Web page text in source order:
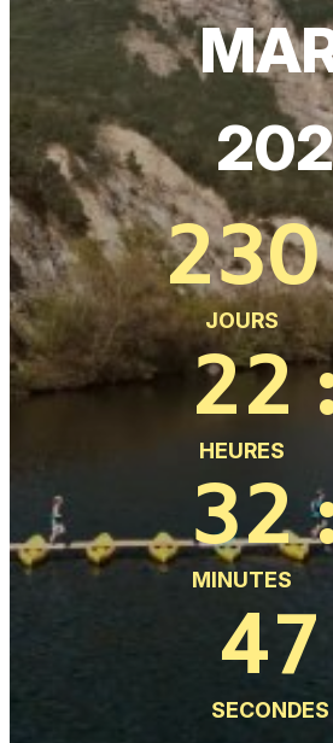
230
JOURS
22
HEURES
32
MINUTES
45
SECONDES